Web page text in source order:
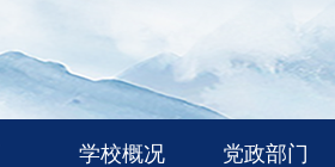
学校概况 党政部门